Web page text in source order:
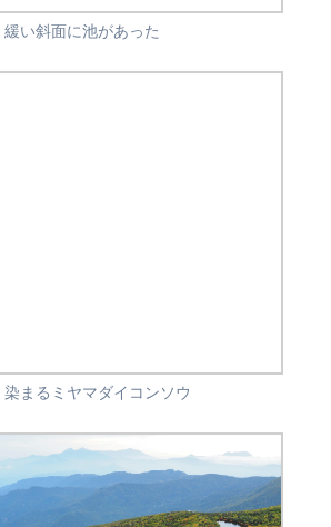
緩い斜面に池があった
染まるミヤマダイコンソウ